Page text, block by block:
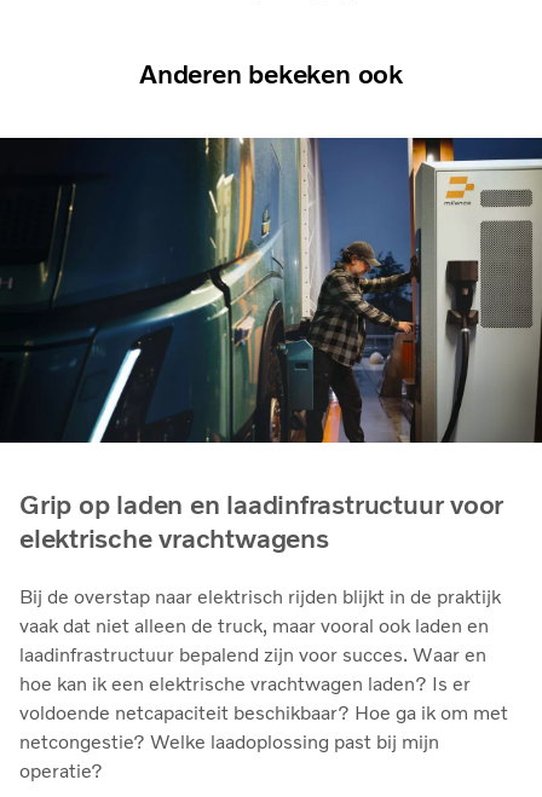
Anderen bekeken ook
Grip op laden en laadinfrastructuur voor
elektrische vrachtwagens
Bij de overstap naar elektrisch rijden blijkt in de praktijk
vaak dat niet alleen de truck, maar vooral ook laden en
laadinfrastructuur bepalend zijn voor succes. Waar en
hoe kan ik een elektrische vrachtwagen laden? Is er
voldoende netcapaciteit beschikbaar? Hoe ga ik om met
netcongestie? Welke laadoplossing past bij mijn
operatie?